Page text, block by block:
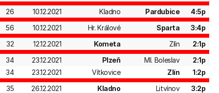
26
10.12.2021 Kladno Pardubice
4:5p
56
10.12.2021 Hr. Králové Sparta
3:4p
32
12.12.2021 Kometa Zlín
2:1p
34
23.12.2021 Plzeň Ml. Boleslav
2:1p
34
23.12.2021 Vítkovice Zlín
1:2p
35
26.12.2021 Kladno Litvínov
3:2p